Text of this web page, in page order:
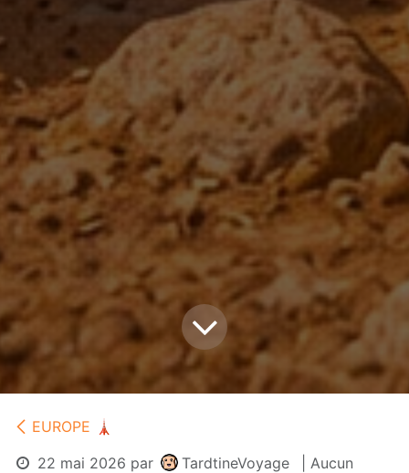
EUROPE 🗼
22 mai 2026 par TardtineVoyage
| Aucun